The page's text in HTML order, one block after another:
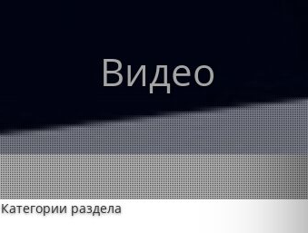
Видео
Категории раздела